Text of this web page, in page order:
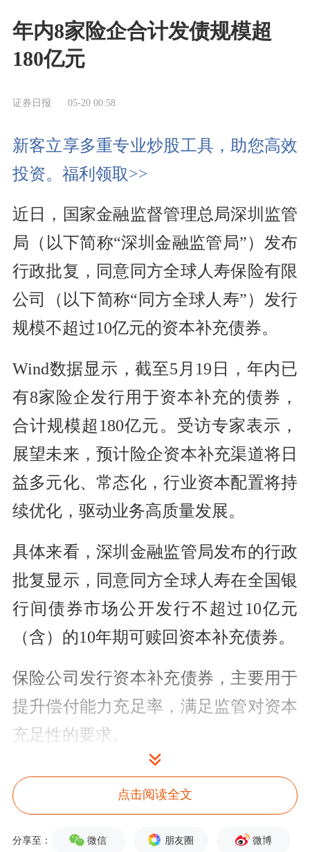
年内8家险企合计发债规模超
180亿元
证券日报 05-20 00:58
新客立享多重专业炒股工具，助您高效
投资。福利领取>>
近日，国家金融监督管理总局深圳监管
局（以下简称“深圳金融监管局”）发布
行政批复，同意同方全球人寿保险有限
公司（以下简称“同方全球人寿”）发行
规模不超过10亿元的资本补充债券。
Wind数据显示，截至5月19日，年内已
有8家险企发行用于资本补充的债券，
合计规模超180亿元。受访专家表示，
展望未来，预计险企资本补充渠道将日
益多元化、常态化，行业资本配置将持
续优化，驱动业务高质量发展。
具体来看，深圳金融监管局发布的行政
批复显示，同意同方全球人寿在全国银
行间债券市场公开发行不超过10亿元
（含）的10年期可赎回资本补充债券。
保险公司发行资本补充债券，主要用于
提升偿付能力充足率，满足监管对资本
充足性的要求。
公开信息显示，今年一季度，同方全球
人寿实现净利润0.03亿元，实现保险业
务收入31.81亿元。截至一季度末，同
点击阅读全文
分享至： 微信 朋友圈 微博